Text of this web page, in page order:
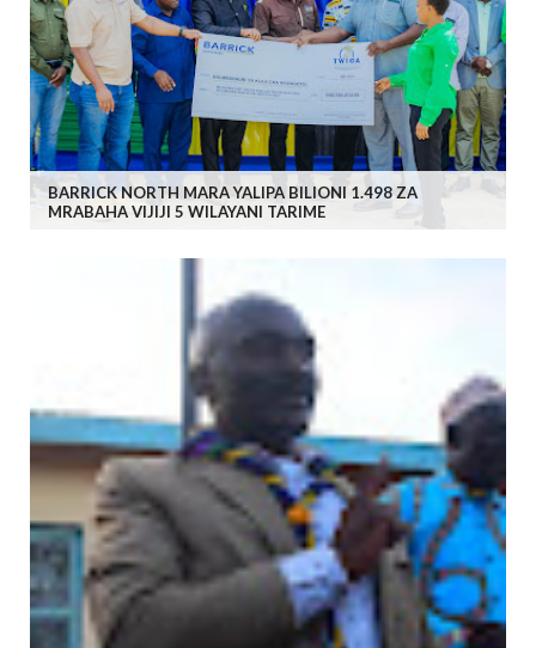
BARRICK NORTH MARA YALIPA BILIONI 1.498 ZA
MRABAHA VIJIJI 5 WILAYANI TARIME